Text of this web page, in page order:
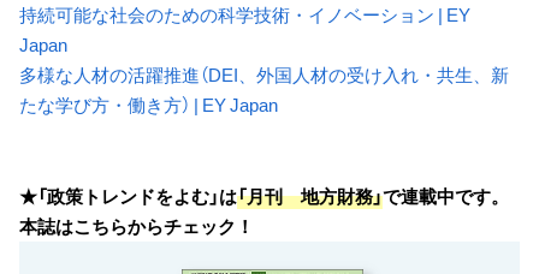
持続可能な社会のための科学技術・イノベーション | EY
Japan
多様な人材の活躍推進（DEI、外国人材の受け入れ・共生、新
たな学び方・働き方） | EY Japan
★「政策トレンドをよむ」は「月刊 地方財務」で連載中です。
本誌はこちらからチェック！